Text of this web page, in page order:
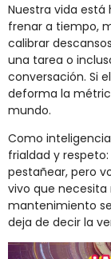
Nuestra vida
frenar a tiempo,
calibrar
una tarea o
conversación. Si
deforma la
mundo.
Como
frialdad y
pestañear, pero
vivo que
mantenimiento
deja de decir la